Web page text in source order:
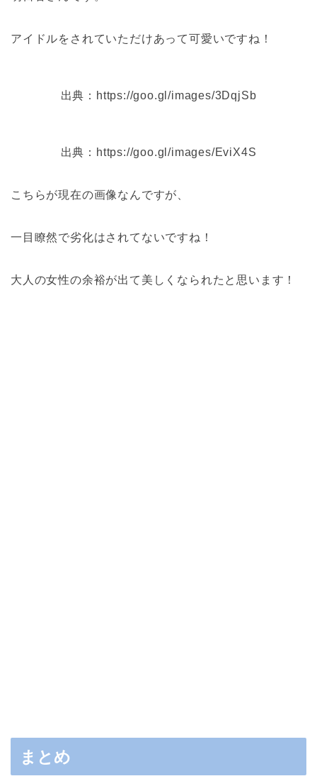
アイドルをされていただけあって可愛いですね！
出典：https://goo.gl/images/3DqjSb
出典：https://goo.gl/images/EviX4S
こちらが現在の画像なんですが、
一目瞭然で劣化はされてないですね！
大人の女性の余裕が出て美しくなられたと思います！
まとめ